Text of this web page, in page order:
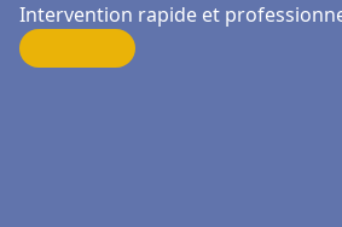
Intervention rapide et